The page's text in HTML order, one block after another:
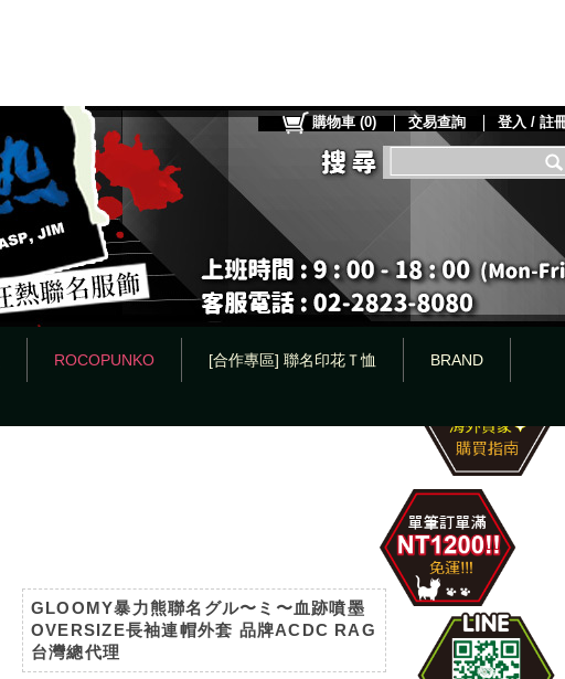
ROCOPUNKO [合作專區] 聯名印花Ｔ恤 BRAND
購物車 (0) 交易查詢 登入 / 註
GLOOMY暴力熊聯名グル〜ミ〜血跡噴墨
OVERSIZE長袖連帽外套 品牌ACDC RAG
台灣總代理